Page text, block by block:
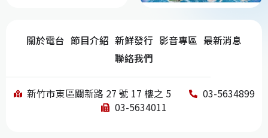
關於電台 節目介紹 新鮮發行 影音專區 最新消息
聯絡我們
新竹市東區關新路 27 號 17 樓之 5
03-5634899
03-5634011